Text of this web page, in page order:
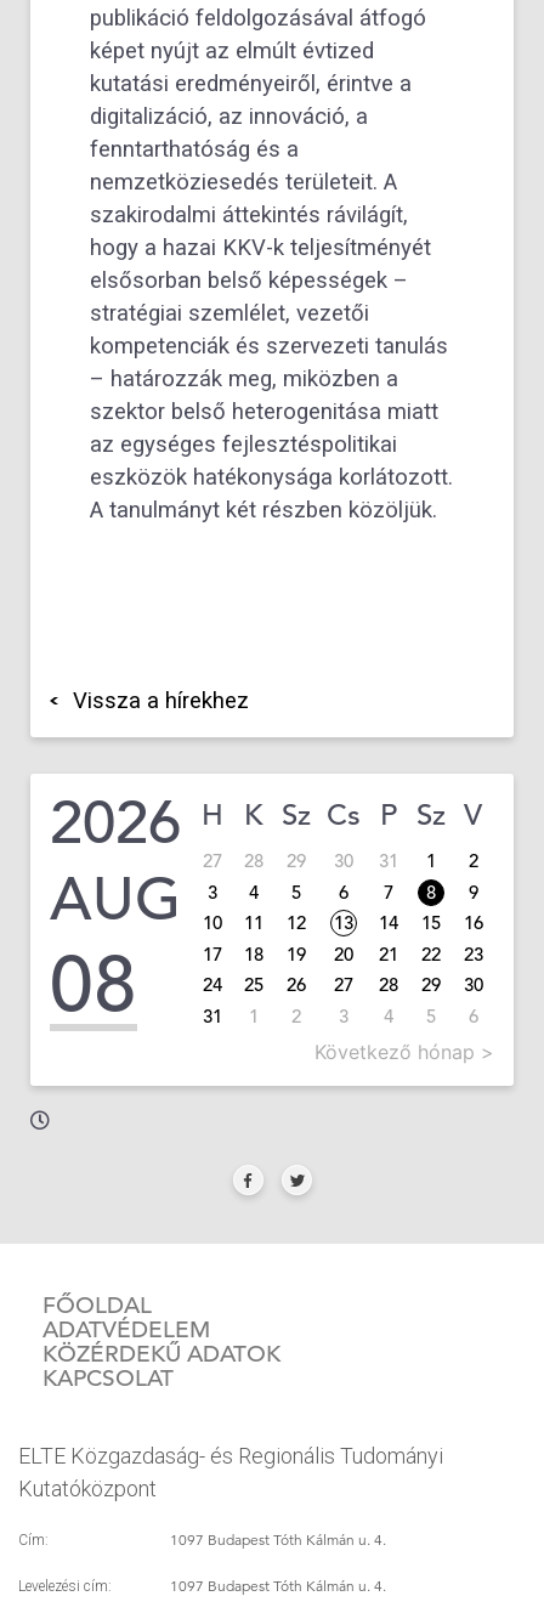
publikáció feldolgozásával átfogó
képet nyújt az elmúlt évtized
kutatási eredményeiről, érintve a
digitalizáció, az innováció, a
fenntarthatóság és a
nemzetköziesedés területeit. A
szakirodalmi áttekintés rávilágít,
hogy a hazai KKV-k teljesítményét
elsősorban belső képességek –
stratégiai szemlélet, vezetői
kompetenciák és szervezeti tanulás
– határozzák meg, miközben a
szektor belső heterogenitása miatt
az egységes fejlesztéspolitikai
eszközök hatékonysága korlátozott.
A tanulmányt két részben közöljük.
Vissza a hírekhez
2026
AUG
08
H K Sz Cs P Sz V
27 28 29 30 31 1
2
3
4 5 6 7 8
9
10
11 12 13 14 15
16
17
18 19 20 21 22
23
24
25 26 27 28 29
30
31
1 2 3 4 5 6
Következő hónap >
FŐOLDAL
ADATVÉDELEM
KÖZÉRDEKŰ ADATOK
KAPCSOLAT
ELTE Közgazdaság- és Regionális Tudományi
Kutatóközpont
Cím: 1097 Budapest Tóth Kálmán u. 4.
Levelezési cím: 1097 Budapest Tóth Kálmán u. 4.